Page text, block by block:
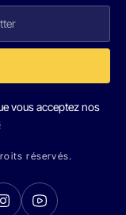
vous acceptez nos
réservés.